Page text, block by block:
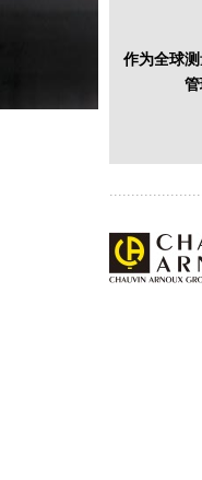
作为全球
作为全球
作为全球
作为全球
作为全球